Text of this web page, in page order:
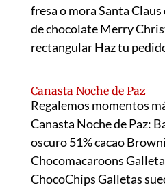
fresa o mora Santa
de chocolate Merry
rectangular Haz tu
Canasta Noche de Paz
Regalemos momentos
Canasta Noche de Paz:
oscuro 51% cacao
Chocomacaroons
ChocoChips Galletas